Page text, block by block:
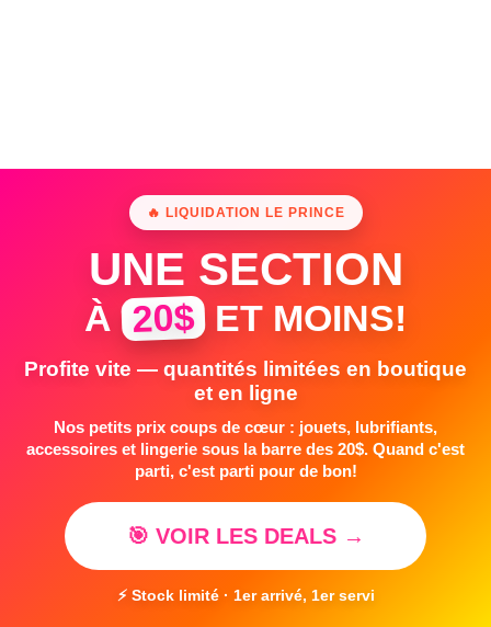
🔥 LIQUIDATION LE PRINCE
UNE SECTION
À 20$ ET MOINS!
Profite vite — quantités limitées en boutique
et en ligne
Nos petits prix coups de cœur : jouets, lubrifiants,
accessoires et lingerie sous la barre des 20$. Quand c'est
parti, c'est parti pour de bon!
🎯 VOIR LES DEALS →
⚡ Stock limité · 1er arrivé, 1er servi